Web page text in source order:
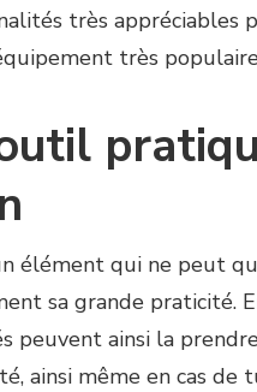
très appréciables
très
élément qui ne peut
sa grande praticité.
peuvent ainsi la
ainsi même en cas de